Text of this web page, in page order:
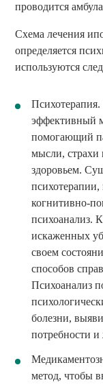
проводится
Схема лечения
определяется
используются
эффективный
помогающий
мысли, страхи
здоровьем.
когнитивно-
психоанализ.
искаженных
своем
способов
Психоанализ
болезни,
потребности
метод, чтобы